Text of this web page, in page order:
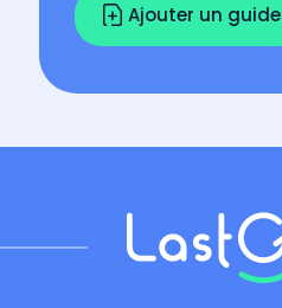
Ajouter un guide